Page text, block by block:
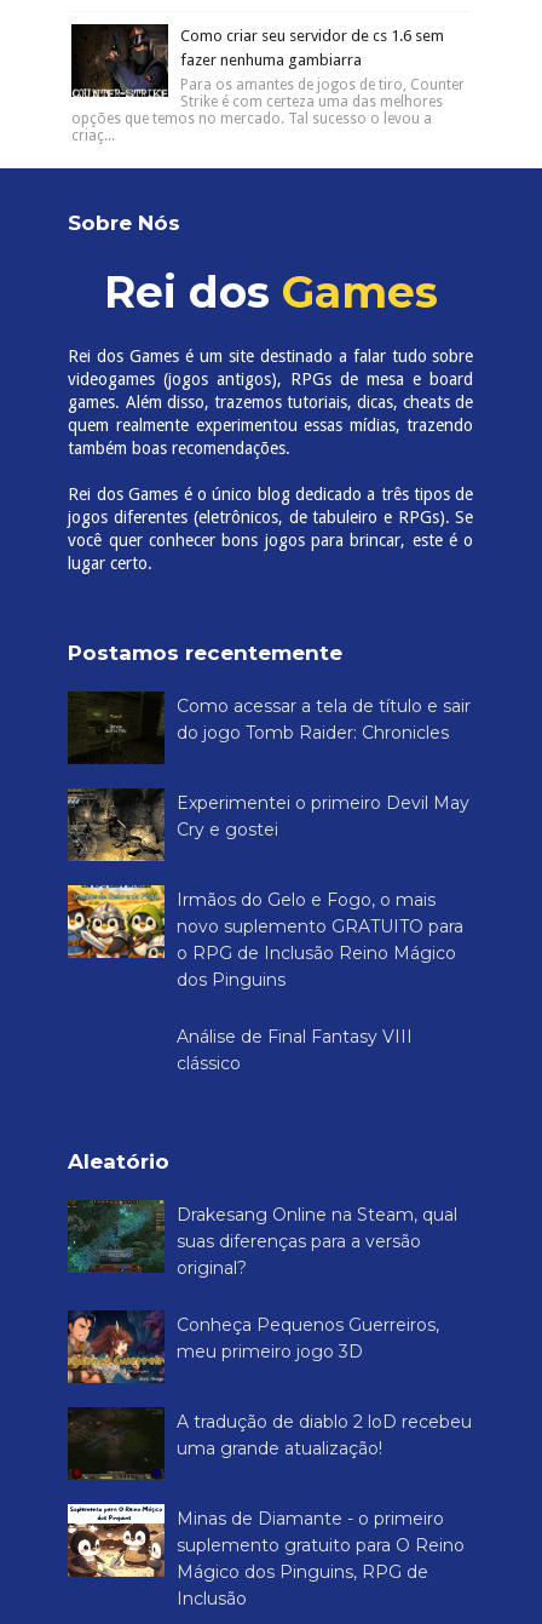
Como criar seu servidor de cs 1.6 sem
fazer nenhuma gambiarra
Para os amantes de jogos de tiro, Counter
Strike é com certeza uma das melhores
opções que temos no mercado. Tal sucesso o levou a
criaç...
Sobre Nós
Rei dos Games
Rei dos Games é um site destinado a falar tudo sobre
videogames (jogos antigos), RPGs de mesa e board
games. Além disso, trazemos tutoriais, dicas, cheats de
quem realmente experimentou essas mídias, trazendo
também boas recomendações.
Rei dos Games é o único blog dedicado a três tipos de
jogos diferentes (eletrônicos, de tabuleiro e RPGs). Se
você quer conhecer bons jogos para brincar, este é o
lugar certo.
Postamos recentemente
Como acessar a tela de título e sair
do jogo Tomb Raider: Chronicles
Experimentei o primeiro Devil May
Cry e gostei
Irmãos do Gelo e Fogo, o mais
novo suplemento GRATUITO para
o RPG de Inclusão Reino Mágico
dos Pinguins
Análise de Final Fantasy VIII
clássico
Aleatório
Drakesang Online na Steam, qual
suas diferenças para a versão
original?
Conheça Pequenos Guerreiros,
meu primeiro jogo 3D
A tradução de diablo 2 loD recebeu
uma grande atualização!
Minas de Diamante - o primeiro
suplemento gratuito para O Reino
Mágico dos Pinguins, RPG de
Inclusão